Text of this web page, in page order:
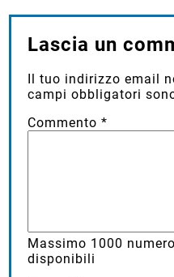
Lascia un
Il tuo indirizzo email
campi obbligatori
Commento*
Massimo 1000
disponibili